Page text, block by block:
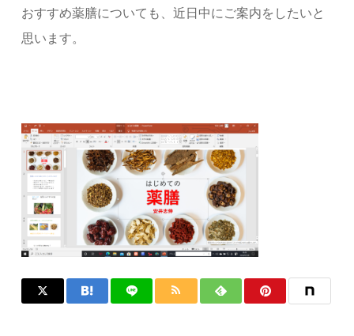
おすすめ薬膳についても、近日中にご案内をしたいと
思います。